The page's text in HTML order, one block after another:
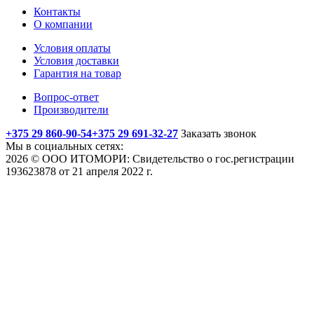
Контакты
О компании
Условия оплаты
Условия доставки
Гарантия на товар
Вопрос-ответ
Производители
+375 29 860-90-54+375 29 691-32-27 Заказать звонок
Мы в социальных сетях:
2026 © ООО ИТОМОРИ: Свидетельство о гос.регистрации
193623878 от 21 апреля 2022 г.